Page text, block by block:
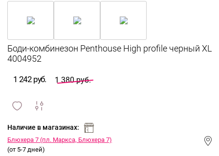
1 242 руб. 1 380 руб.
и
Наличие в магазинах:
Блюхера 7 (пл. Маркса, Блюхера 7)
(от 5-7 дней)